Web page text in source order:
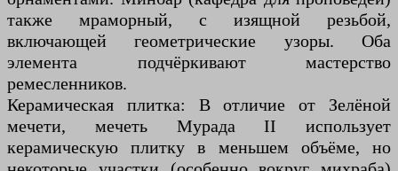
также мраморный, с изящной резьбой,
включающей геометрические узоры. Оба
элемента подчёркивают мастерство
ремесленников.
Керамическая плитка: В отличие от Зелёной
мечети, мечеть Мурада II использует
керамическую плитку в меньшем объёме, но